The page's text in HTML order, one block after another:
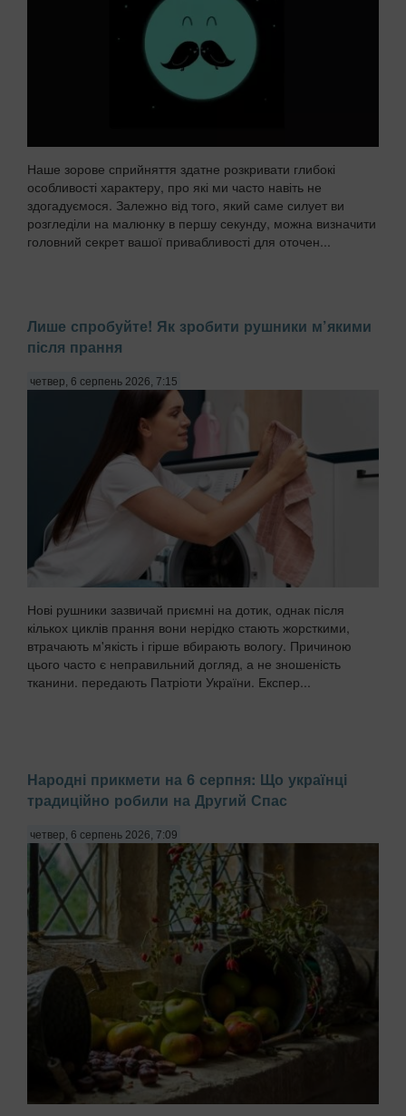
Наше зорове сприйняття здатне розкривати глибокі
особливості характеру, про які ми часто навіть не
здогадуємося. Залежно від того, який саме силует ви
розгледіли на малюнку в першу секунду, можна визначити
головний секрет вашої привабливості для оточен...
Лише спробуйте! Як зробити рушники м’якими
після прання
четвер, 6 серпень 2026, 7:15
Нові рушники зазвичай приємні на дотик, однак після
кількох циклів прання вони нерідко стають жорсткими,
втрачають м'якість і гірше вбирають вологу. Причиною
цього часто є неправильний догляд, а не зношеність
тканини. передають Патріоти України. Експер...
Народні прикмети на 6 серпня: Що українці
традиційно робили на Другий Спас
четвер, 6 серпень 2026, 7:09